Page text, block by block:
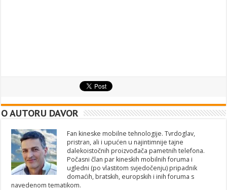
O AUTORU DAVOR
Fan kineske mobilne tehnologije. Tvrdoglav,
pristran, ali i upućen u najintimnije tajne
dalekoistočnih proizvođača pametnih telefona.
Počasni član par kineskih mobilnih foruma i
ugledni (po vlastitom svjedočenju) pripadnik
domaćih, bratskih, europskih i inih foruma s
navedenom tematikom.